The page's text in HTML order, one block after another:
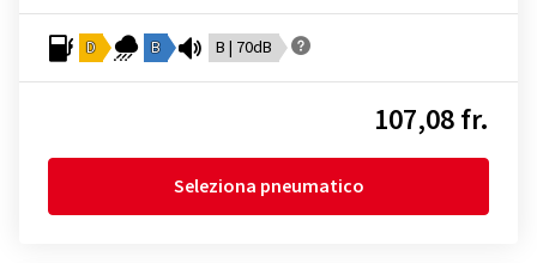
D B B | 70dB
107,08 fr.
Seleziona pneumatico